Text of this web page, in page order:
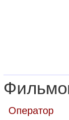
Оператор